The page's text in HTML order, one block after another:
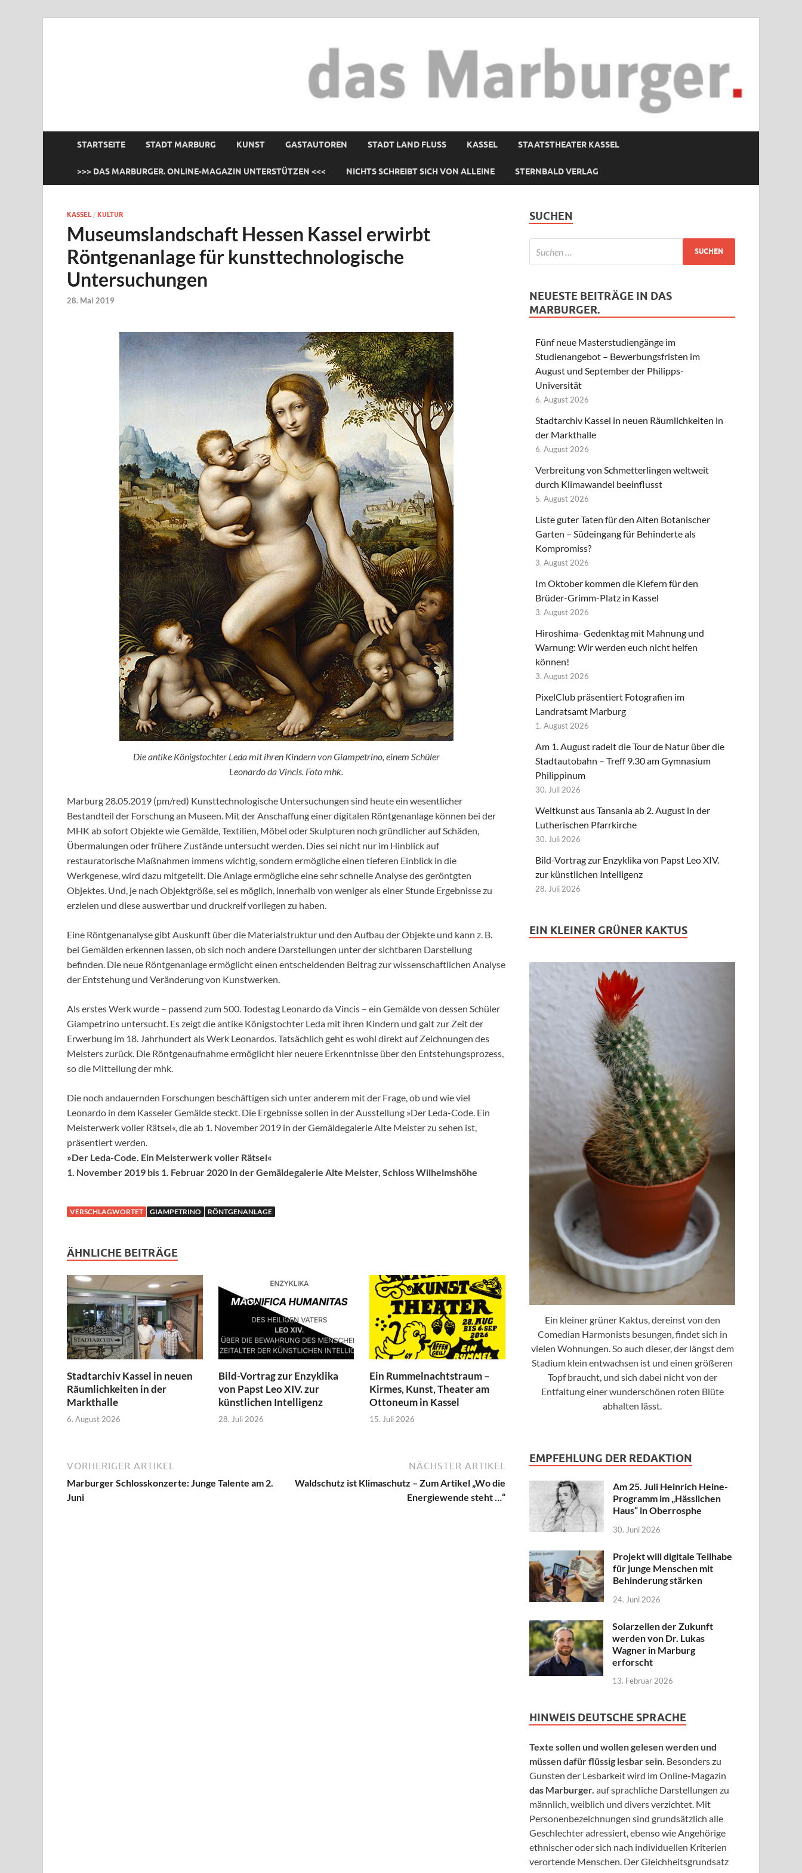
STARTSEITE STADT MARBURG KUNST GASTAUTOREN STADT LAND FLUSS KASSEL STAATSTHEATER KASSEL
>>> DAS MARBURGER. ONLINE-MAGAZIN UNTERSTÜTZEN <<< NICHTS SCHREIBT SICH VON ALLEINE STERNBALD VERLAG
KASSEL / KULTUR
Museumslandschaft Hessen Kassel erwirbt
Röntgenanlage für kunsttechnologische
Untersuchungen
28. Mai 2019
Die antike Königstochter Leda mit ihren Kindern von Giampetrino, einem Schüler
Leonardo da Vincis. Foto mhk.
Marburg 28.05.2019 (pm/red) Kunsttechnologische Untersuchungen sind heute ein wesentlicher
Bestandteil der Forschung an Museen. Mit der Anschaffung einer digitalen Röntgenanlage können bei der
MHK ab sofort Objekte wie Gemälde, Textilien, Möbel oder Skulpturen noch gründlicher auf Schäden,
Übermalungen oder frühere Zustände untersucht werden. Dies sei nicht nur im Hinblick auf
restauratorische Maßnahmen immens wichtig, sondern ermögliche einen tieferen Einblick in die
Werkgenese, wird dazu mitgeteilt. Die Anlage ermögliche eine sehr schnelle Analyse des geröntgten
Objektes. Und, je nach Objektgröße, sei es möglich, innerhalb von weniger als einer Stunde Ergebnisse zu
erzielen und diese auswertbar und druckreif vorliegen zu haben.
Eine Röntgenanalyse gibt Auskunft über die Materialstruktur und den Aufbau der Objekte und kann z. B.
bei Gemälden erkennen lassen, ob sich noch andere Darstellungen unter der sichtbaren Darstellung
befinden. Die neue Röntgenanlage ermöglicht einen entscheidenden Beitrag zur wissenschaftlichen Analyse
der Entstehung und Veränderung von Kunstwerken.
Als erstes Werk wurde – passend zum 500. Todestag Leonardo da Vincis – ein Gemälde von dessen Schüler
Giampetrino untersucht. Es zeigt die antike Königstochter Leda mit ihren Kindern und galt zur Zeit der
Erwerbung im 18. Jahrhundert als Werk Leonardos. Tatsächlich geht es wohl direkt auf Zeichnungen des
Meisters zurück. Die Röntgenaufnahme ermöglicht hier neuere Erkenntnisse über den Entstehungsprozess,
so die Mitteilung der mhk.
Die noch andauernden Forschungen beschäftigen sich unter anderem mit der Frage, ob und wie viel
Leonardo in dem Kasseler Gemälde steckt. Die Ergebnisse sollen in der Ausstellung »Der Leda-Code. Ein
Meisterwerk voller Rätsel«, die ab 1. November 2019 in der Gemäldegalerie Alte Meister zu sehen ist,
präsentiert werden.
»Der Leda-Code. Ein Meisterwerk voller Rätsel«
1. November 2019 bis 1. Februar 2020 in der Gemäldegalerie Alte Meister, Schloss Wilhelmshöhe
VERSCHLAGWORTET GIAMPETRINO RÖNTGENANLAGE
ÄHNLICHE BEITRÄGE
Stadtarchiv Kassel in neuen
Räumlichkeiten in der
Markthalle
6. August 2026
Bild-Vortrag zur Enzyklika
von Papst Leo XIV. zur
künstlichen Intelligenz
28. Juli 2026
Ein Rummelnachtstraum –
Kirmes, Kunst, Theater am
Ottoneum in Kassel
15. Juli 2026
VORHERIGER ARTIKEL
Marburger Schlosskonzerte: Junge Talente am 2.
Juni
NÄCHSTER ARTIKEL
Waldschutz ist Klimaschutz – Zum Artikel „Wo die
Energiewende steht …“
SUCHEN
NEUESTE BEITRÄGE IN DAS
MARBURGER.
Fünf neue Masterstudiengänge im
Studienangebot – Bewerbungsfristen im
August und September der Philipps-
Universität
6. August 2026
Stadtarchiv Kassel in neuen Räumlichkeiten in
der Markthalle
6. August 2026
Verbreitung von Schmetterlingen weltweit
durch Klimawandel beeinflusst
5. August 2026
Liste guter Taten für den Alten Botanischer
Garten – Südeingang für Behinderte als
Kompromiss?
3. August 2026
Im Oktober kommen die Kiefern für den
Brüder-Grimm-Platz in Kassel
3. August 2026
Hiroshima- Gedenktag mit Mahnung und
Warnung: Wir werden euch nicht helfen
können!
3. August 2026
PixelClub präsentiert Fotografien im
Landratsamt Marburg
1. August 2026
Am 1. August radelt die Tour de Natur über die
Stadtautobahn – Treff 9.30 am Gymnasium
Philippinum
30. Juli 2026
Weltkunst aus Tansania ab 2. August in der
Lutherischen Pfarrkirche
30. Juli 2026
Bild-Vortrag zur Enzyklika von Papst Leo XIV.
zur künstlichen Intelligenz
28. Juli 2026
EIN KLEINER GRÜNER KAKTUS
Ein kleiner grüner Kaktus, dereinst von den
Comedian Harmonists besungen, findet sich in
vielen Wohnungen. So auch dieser, der längst dem
Stadium klein entwachsen ist und einen größeren
Topf braucht, und sich dabei nicht von der
Entfaltung einer wunderschönen roten Blüte
abhalten lässt.
EMPFEHLUNG DER REDAKTION
Am 25. Juli Heinrich Heine-
Programm im „Hässlichen
Haus“ in Oberrosphe
30. Juni 2026
Projekt will digitale Teilhabe
für junge Menschen mit
Behinderung stärken
24. Juni 2026
Solarzellen der Zukunft
werden von Dr. Lukas
Wagner in Marburg
erforscht
13. Februar 2026
HINWEIS DEUTSCHE SPRACHE
Texte sollen und wollen gelesen werden und
müssen dafür flüssig lesbar sein. Besonders zu
Gunsten der Lesbarkeit wird im Online-Magazin
das Marburger. auf sprachliche Darstellungen zu
männlich, weiblich und divers verzichtet. Mit
Personenbezeichnungen sind grundsätzlich alle
Geschlechter adressiert, ebenso wie Angehörige
ethnischer oder sich nach individuellen Kriterien
verortende Menschen. Der Gleichheitsgrundsatz